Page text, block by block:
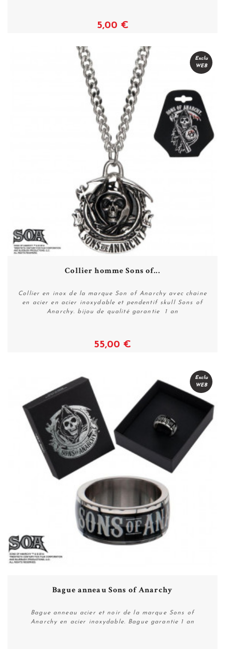
5,00 €
Exclu
WEB
Collier homme Sons of...
Collier en inox de la marque Son of Anarchy avec chaine
en acier en acier inoxydable et pendentif skull Sons of
Anarchy. bijou de qualité garantie 1 an
55,00 €
Exclu
WEB
Bague anneau Sons of Anarchy
Bague anneau acier et noir de la marque Sons of
Anarchy en acier inoxydable. Bague garantie 1 an